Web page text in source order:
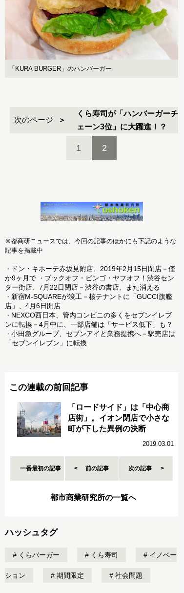
「KURA BURGER」のハンバーガー
次のページ
くら寿司が「ハンバーガーチ
ェーン3位」に大躍進！？
1 2
※都商研ニュースでは、今回の記事のほかにも下記のような
記事を掲載中
・
ドン・キホーテ赤坂見附店、2019年2月15日閉店－僅
か9ヶ月で ・ ブックオフ・ビンゴ・ヤフオフ！渋谷セン
ター街店、7月22日閉店－渋谷の書店、また消える
・ 新宿M-SQUAREが竣工－核テナントに「GUCCI旗艦
店」、4月6日開店
・ NEXCO西日本、管内コンビニの多くをセブンイレブ
ンに転換－4月中に、一部店舗は「サービス低下」も？
・ 小田急グループ、セブンアイと業務提携へ－駅売店は
「セブンイレブン」に転換
この連載の前回記事
「ロードサイド」は「中心商
店街」。イオン閉店で小さな
町が下した異例の決断
2019.03.01
一番最初の記事 前の記事 次の記事
都市商業研究所の一覧へ
ハッシュタグ
くらバーガー くら寿司 イノベー
ション 期間限定 社会問題